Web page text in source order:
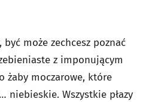
może zechcesz poznać
z imponującym
żaby moczarowe, które
niebieskie. Wszystkie płazy